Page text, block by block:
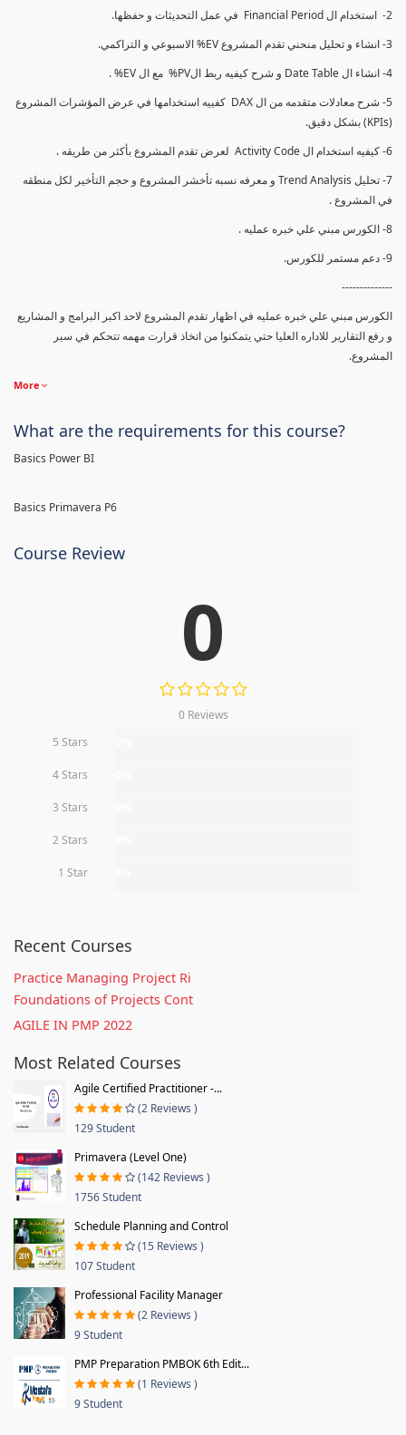
2- استخدام ال Financial Period في عمل التحديثات و حفظها.
3- انشاء و تحليل منحني تقدم المشروع EV% الاسبوعي و التراكمي.
4- انشاء ال Date Table و شرح كيفيه ربط الPV% مع ال EV% .
5- شرح معادلات متقدمه من ال DAX كفييه استخدامها في عرض المؤشرات المشروع
(KPIs) بشكل دقيق.
6- كيفيه استخدام ال Activity Code لعرض تقدم المشروع بأكثر من طريقه .
7- تحليل Trend Analysis و معرفه نسبه تأخشر المشروع و حجم التأخير لكل منطقه
في المشروع .
8- الكورس مبني علي خبره عمليه .
9- دعم مستمر للكورس.
--------------
الكورس مبني علي خبره عمليه في اظهار تقدم المشروع لاحد اكبر البرامج و المشاريع
و رفع التقارير للاداره العليا حتي يتمكنوا من اتخاذ قرارت مهمه تتحكم في سير
المشروع.
More
What are the requirements for this course?
Basics Power BI
Basics Primavera P6
Course Review
0
0 Reviews
5 Stars
4 Stars
3 Stars
2 Stars
1 Star
Recent Courses
Practice Managing Project Ri
Foundations of Projects Cont
AGILE IN PMP 2022
Most Related Courses
Agile Certified Practitioner -...
(2 Reviews )
129 Student
Primavera (Level One)
(142 Reviews )
1756 Student
Schedule Planning and Control
(15 Reviews )
107 Student
Professional Facility Manager
(2 Reviews )
9 Student
PMP Preparation PMBOK 6th Edit...
(1 Reviews )
9 Student